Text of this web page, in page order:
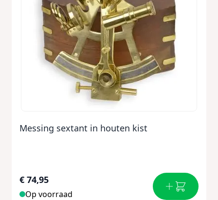
Messing sextant in houten kist
€ 74,95
Op voorraad